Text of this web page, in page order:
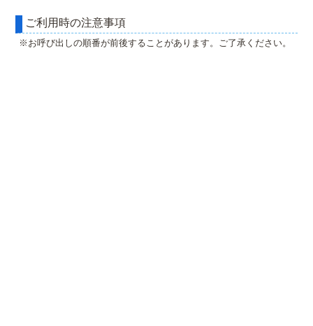
ご利用時の注意事項
※お呼び出しの順番が前後することがあります。ご了承ください。